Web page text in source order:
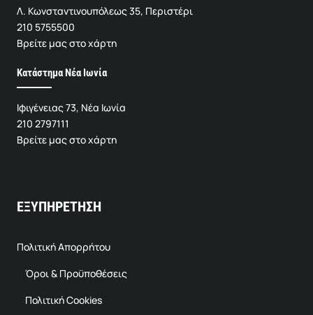
Λ. Κωνσταντινουπόλεως 35, Περιστέρι
210 5755500
Βρείτε μας στο χάρτη
Κατάστημα Νέα Ιωνία
Ιφιγένειας 73, Νέα Ιωνία
210 2797111
Βρείτε μας στο χάρτη
ΕΞΥΠΗΡΕΤΗΣΗ
Πολιτική Απορρήτου
Όροι & Προϋποθέσεις
Πολιτική Cookies